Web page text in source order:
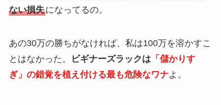
ない損失になってるの。
あの30万の勝ちがなければ、私は100万を溶かすこ
とはなかった。
ビギナーズラックは「儲かりす
ぎ」の錯覚を植え付ける最も危険なワナよ。